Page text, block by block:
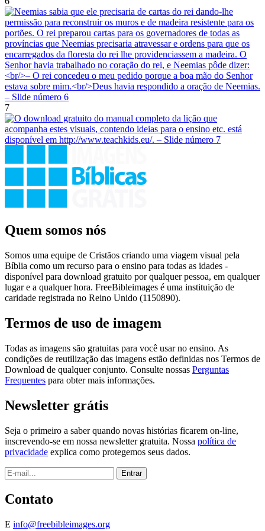
7
Quem somos nós
Somos uma equipe de Cristãos criando uma viagem visual pela
Bíblia como um recurso para o ensino para todas as idades -
disponível para download gratuito por qualquer pessoa, em qualquer
lugar e a qualquer hora. FreeBibleimages é uma instituição de
caridade registrada no Reino Unido (1150890).
Termos de uso de imagem
Todas as imagens são gratuitas para você usar no ensino. As
condições de reutilização das imagens estão definidas nos Termos de
Download de qualquer conjunto. Consulte nossas Perguntas
Frequentes para obter mais informações.
Newsletter grátis
Seja o primeiro a saber quando novas histórias ficarem on-line,
inscrevendo-se em nossa newsletter gratuita. Nossa política de
privacidade explica como protegemos seus dados.
Contato
E info@freebibleimages.org